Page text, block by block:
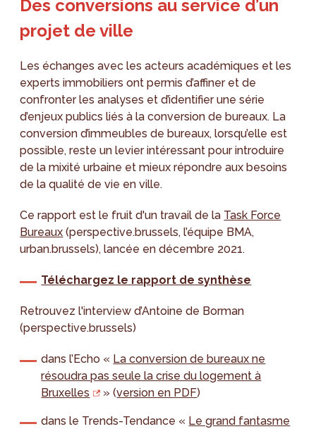
Des conversions au service d’un
projet de ville
Les échanges avec les acteurs académiques et les
experts immobiliers ont permis d’affiner et de
confronter les analyses et d’identifier une série
d’enjeux publics liés à la conversion de bureaux. La
conversion d’immeubles de bureaux, lorsqu’elle est
possible, reste un levier intéressant pour introduire
de la mixité urbaine et mieux répondre aux besoins
de la qualité de vie en ville.
Ce rapport est le fruit d'un travail de la Task Force
Bureaux (perspective.brussels, l’équipe BMA,
urban.brussels), lancée en décembre 2021.
Téléchargez le rapport de synthèse
Retrouvez l'interview d’Antoine de Borman
(perspective.brussels)
dans l’Echo « La conversion de bureaux ne
résoudra pas seule la crise du logement à
Bruxelles
» (version en PDF)
dans le Trends-Tendance « Le grand fantasme